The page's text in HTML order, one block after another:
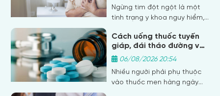
Ngừng tim đột ngột là một
tình trạng y khoa nguy hiểm,
trong vài phút nếu không
được xử trí kịp thời. Việc nhận
biết sớm các dấu hiệu cảnh
báo giúp tăng cơ hội sống
sót và giảm thiểu biến chứng
Cách uống thuốc tuyến
giáp, đái tháo đường và
sắt an toàn, hiệu quả
06/08/2026 20:54
Nhiều người phải phụ thuộc
vào thuốc men hàng ngày